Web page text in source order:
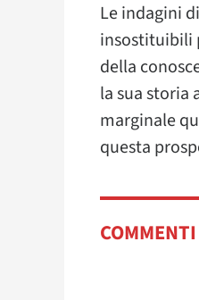
Le indagini
insostituibili
della
la sua storia
marginale
questa
COMMENTI